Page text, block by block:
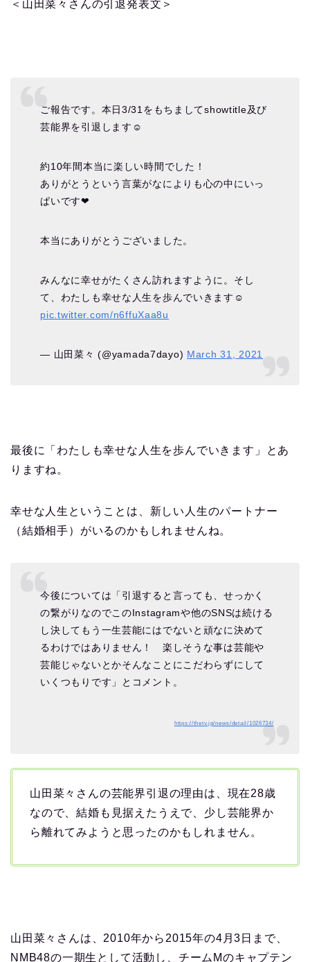
＜山田菜々さんの引退発表文＞
ご報告です。本日3/31をもちましてshowtitle及び
芸能界を引退します☺︎
約10年間本当に楽しい時間でした！
ありがとうという言葉がなによりも心の中にいっ
ぱいです❤︎
本当にありがとうございました。
みんなに幸せがたくさん訪れますように。そし
て、わたしも幸せな人生を歩んでいきます☺︎
pic.twitter.com/n6ffuXaa8u
— 山田菜々 (@yamada7dayo) March 31, 2021
最後に「わたしも幸せな人生を歩んでいきます」とあ
りますね。
幸せな人生ということは、新しい人生のパートナー
（結婚相手）がいるのかもしれませんね。
今後については「引退すると言っても、せっかく
の繋がりなのでこのInstagramや他のSNSは続ける
し決してもう一生芸能にはでないと頑なに決めて
るわけではありません！ 楽しそうな事は芸能や
芸能じゃないとかそんなことにこだわらずにして
いくつもりです」とコメント。
https://thetv.jp/news/detail/1026734/
山田菜々さんの芸能界引退の理由は、現在28歳
なので、結婚も見据えたうえで、少し芸能界か
ら離れてみようと思ったのかもしれません。
山田菜々さんは、2010年から2015年の4月3日まで、
NMB48の一期生として活動し、チームMのキャプテン